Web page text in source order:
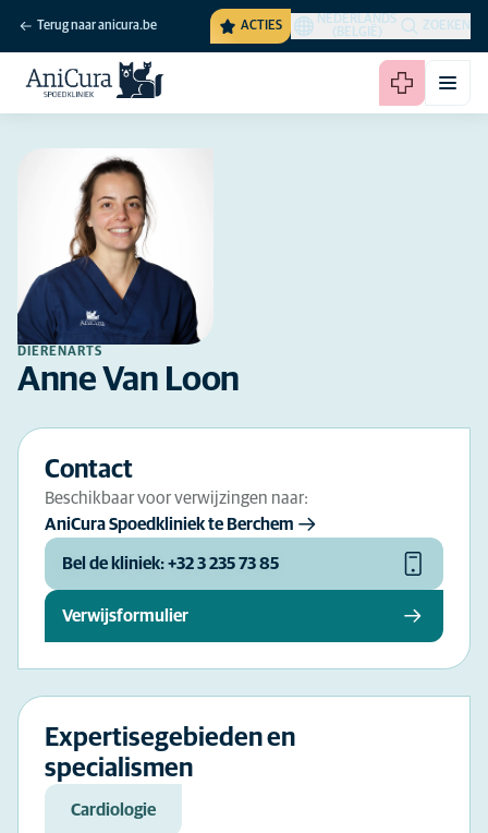
Terug naar anicura.be ACTIES
NEDERLANDS
(BELGIË)
ZOEKEN
DIERENARTS
Anne Van Loon
Contact
Beschikbaar voor verwijzingen naar:
AniCura Spoedkliniek te Berchem
Bel de kliniek: +32 3 235 73 85
Verwijsformulier
Expertisegebieden en
specialismen
Cardiologie